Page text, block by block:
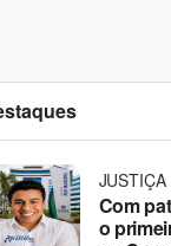
Com
o